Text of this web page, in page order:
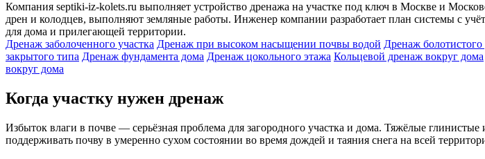
Компания septiki-iz-kolets.ru выполняет устройство дренажа на участке под ключ в Москве и
дрен и колодцев, выполняют земляные работы. Инженер компании разработает план системы с
для дома и прилегающей территории.
Дренаж заболоченного участка Дренаж при высоком насыщении почвы водой Дренаж болотистого
закрытого типа Дренаж фундамента дома Дренаж цокольного этажа Кольцевой дренаж вокруг дома
вокруг дома
Когда участку нужен дренаж
Избыток влаги в почве — серьёзная проблема для загородного участка и дома. Тяжёлые
поддерживать почву в умеренно сухом состоянии во время дождей и таяния снега на всей